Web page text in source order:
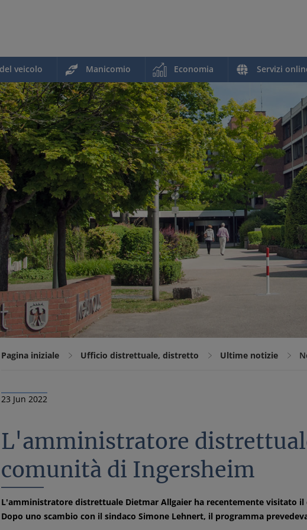
veicolo Manicomio Economia Servizi
Pagina iniziale Ufficio distrettuale, distretto Ultime notizie
23 Jun 2022
L'amministratore
comunità di Ingersheim
L'amministratore distrettuale Dietmar Allgaier ha recentemente visitato
Dopo uno scambio con il sindaco Simone Lehnert, il programma